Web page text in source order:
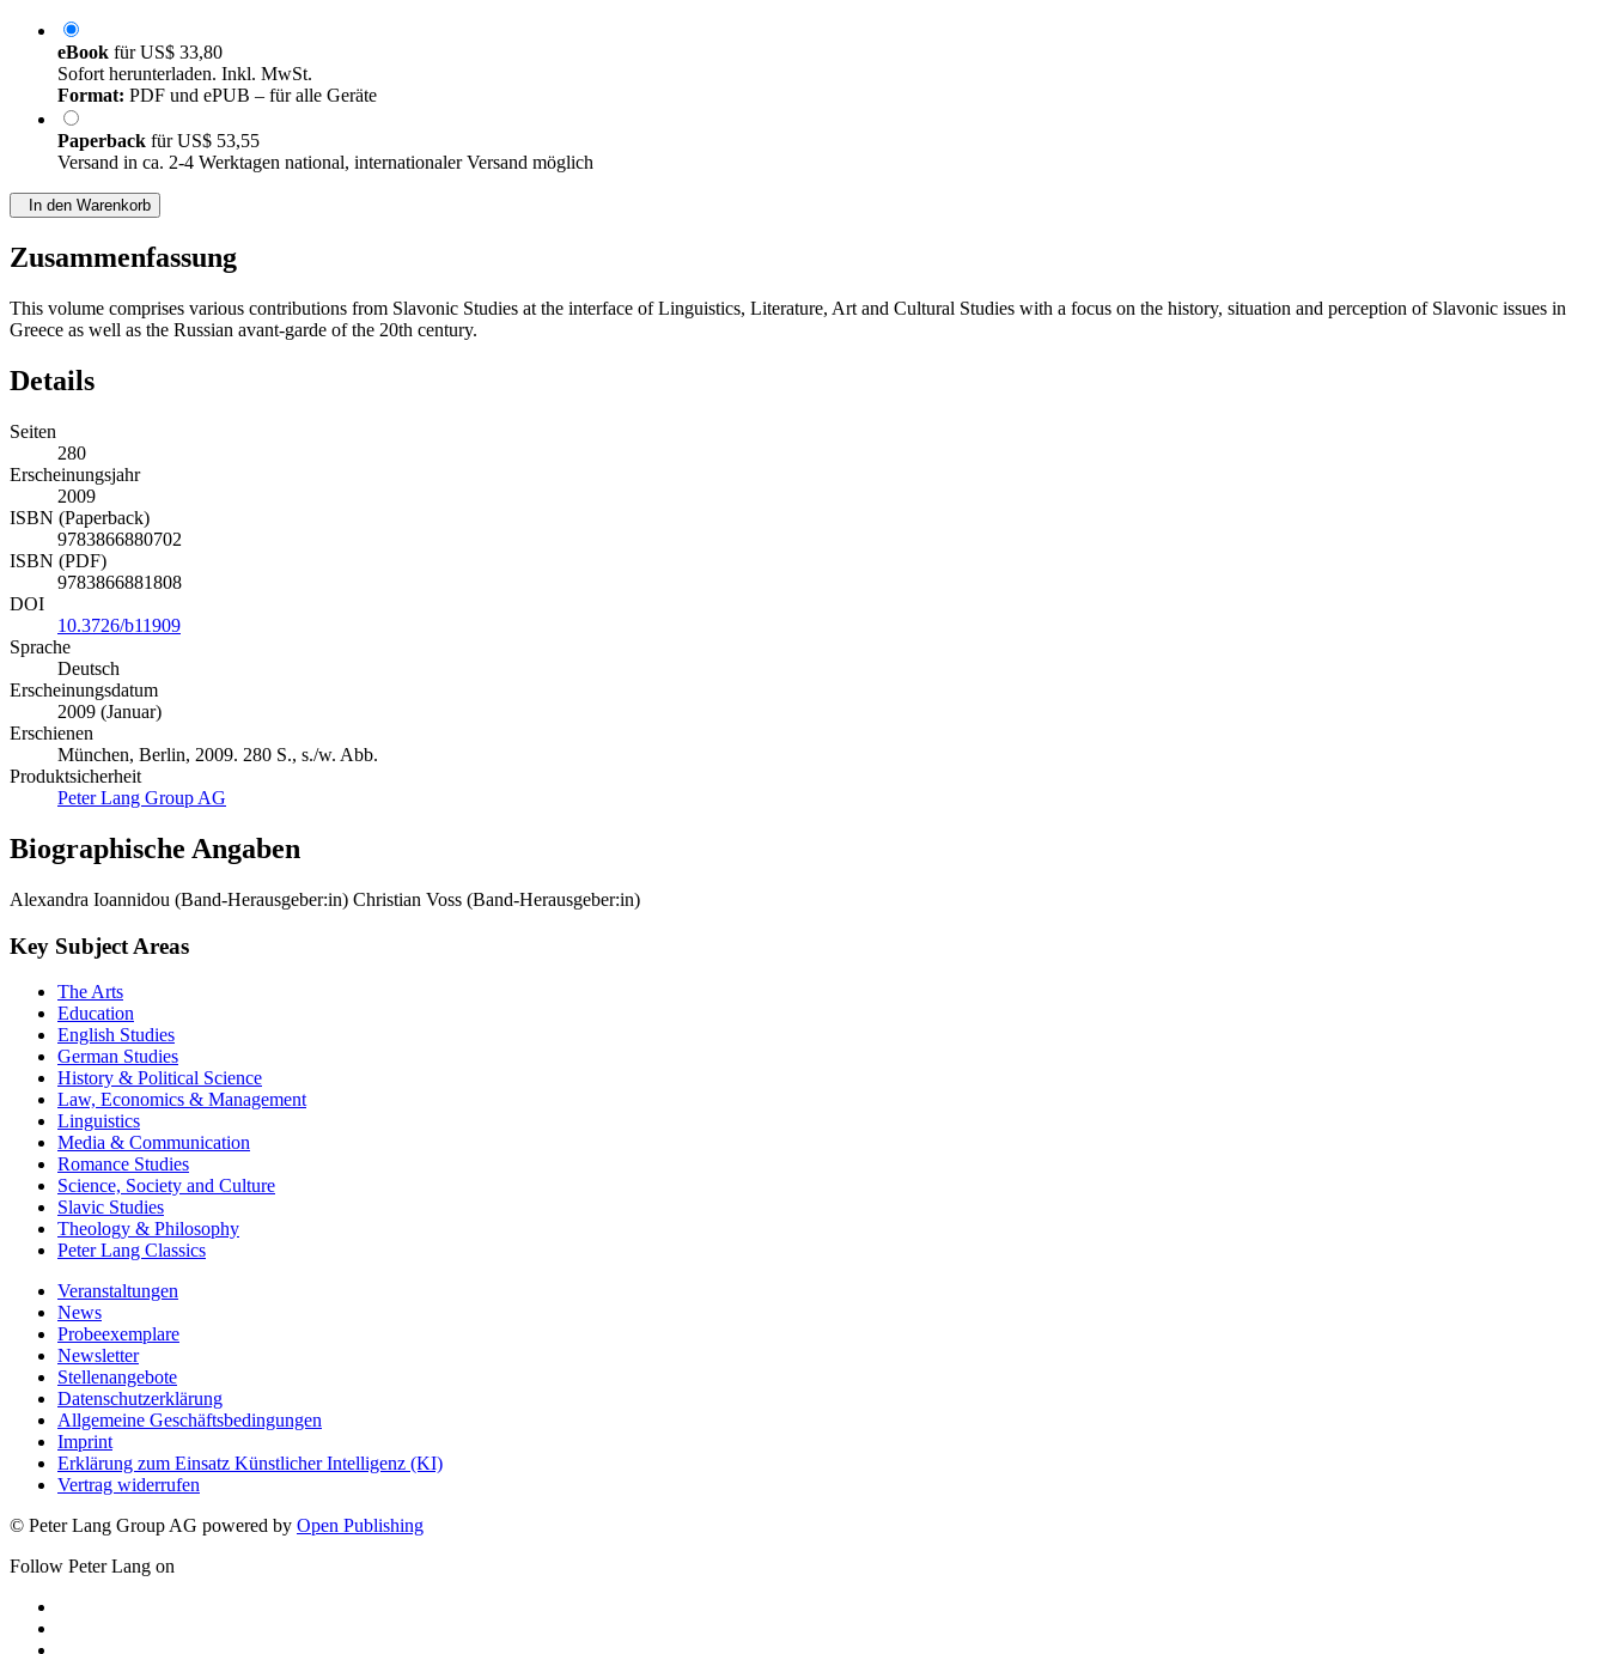
eBook fürUS$ 33,80
Sofort herunterladen. Inkl. MwSt.
Format: PDF und ePUB – für alle Geräte
Paperback fürUS$ 53,55
Versand in ca. 2-4 Werktagen national, internationaler Versand möglich
In den Warenkorb
Zusammenfassung
This volume comprises various contributions from Slavonic Studies at the interface of Linguistics, Literature, Art and Cultural Studies with a focus on the history, situation and perception of Slavonic issues in
Greece as well as the Russian avant-garde of the 20th century.
Details
Seiten
280
Erscheinungsjahr
2009
ISBN (Paperback)
9783866880702
ISBN (PDF)
9783866881808
DOI
10.3726/b11909
Sprache
Deutsch
Erscheinungsdatum
2009 (Januar)
Erschienen
München, Berlin, 2009. 280 S., s./w. Abb.
Produktsicherheit
Peter Lang Group AG
Biographische Angaben
Alexandra Ioannidou (Band-Herausgeber:in) Christian Voss (Band-Herausgeber:in)
Key Subject Areas
The Arts
Education
English Studies
German Studies
History & Political Science
Law, Economics & Management
Linguistics
Media & Communication
Romance Studies
Science, Society and Culture
Slavic Studies
Theology & Philosophy
Peter Lang Classics
Veranstaltungen
News
Probeexemplare
Newsletter
Stellenangebote
Datenschutzerklärung
Allgemeine Geschäftsbedingungen
Imprint
Erklärung zum Einsatz Künstlicher Intelligenz (KI)
Vertrag widerrufen
© Peter Lang Group AG powered by Open Publishing
Follow Peter Lang on